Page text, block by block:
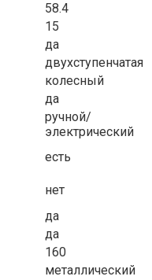
58.4
15
да
двухступенчатая
колесный
да
ручной/
электрический
есть
нет
да
да
160
металлический